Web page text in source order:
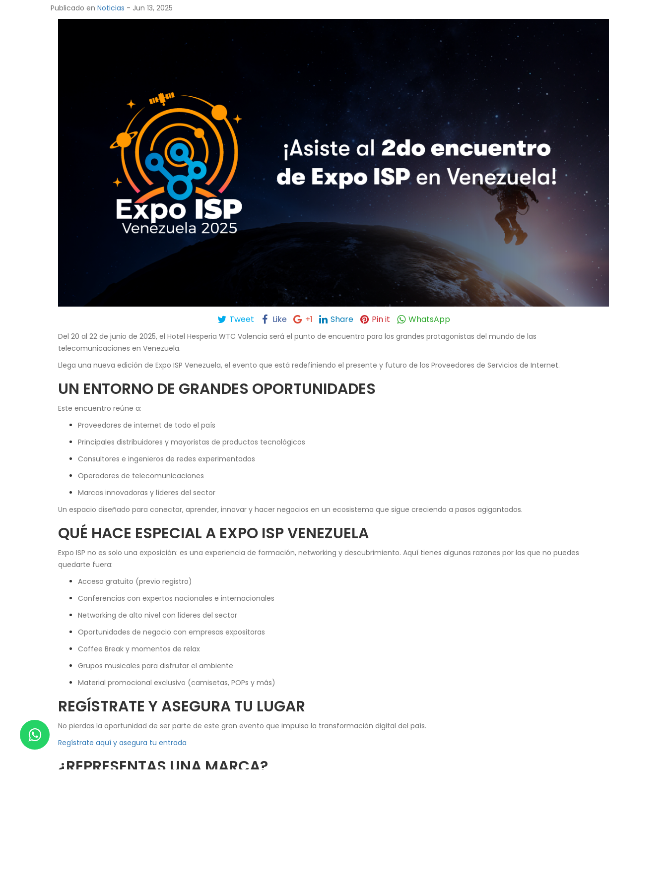
Publicado en Noticias - Jun 13, 2025
Tweet Like +1 Share Pin it WhatsApp
Del 20 al 22 de junio de 2025, el Hotel Hesperia WTC Valencia será el punto de encuentro para los grandes protagonistas del mundo de las
telecomunicaciones en Venezuela.
Llega una nueva edición de Expo ISP Venezuela, el evento que está redefiniendo el presente y futuro de los Proveedores de Servicios de Internet.
UN ENTORNO DE GRANDES OPORTUNIDADES
Este encuentro reúne a:
Proveedores de internet de todo el país
Principales distribuidores y mayoristas de productos tecnológicos
Consultores e ingenieros de redes experimentados
Operadores de telecomunicaciones
Marcas innovadoras y líderes del sector
Un espacio diseñado para conectar, aprender, innovar y hacer negocios en un ecosistema que sigue creciendo a pasos agigantados.
QUÉ HACE ESPECIAL A EXPO ISP VENEZUELA
Expo ISP no es solo una exposición: es una experiencia de formación, networking y descubrimiento. Aquí tienes algunas razones por las que no puedes
quedarte fuera:
Acceso gratuito (previo registro)
Conferencias con expertos nacionales e internacionales
Networking de alto nivel con líderes del sector
Oportunidades de negocio con empresas expositoras
Coffee Break y momentos de relax
Grupos musicales para disfrutar el ambiente
Material promocional exclusivo (camisetas, POPs y más)
REGÍSTRATE Y ASEGURA TU LUGAR
No pierdas la oportunidad de ser parte de este gran evento que impulsa la transformación digital del país.
Regístrate aquí y asegura tu entrada
¿REPRESENTAS UNA MARCA?